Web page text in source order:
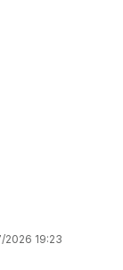
2026 19:23